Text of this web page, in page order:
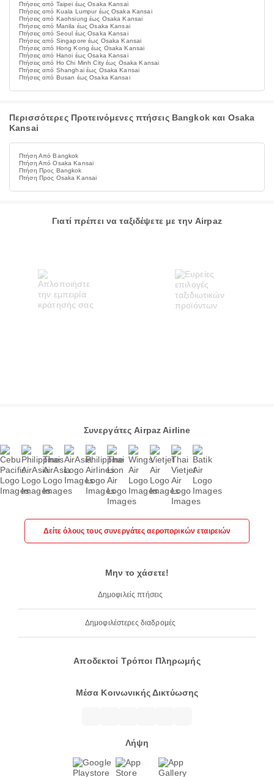
Πτήσεις από Taipei έως Osaka Kansai
Πτήσεις από Kuala Lumpur έως Osaka Kansai
Πτήσεις από Kaohsiung έως Osaka Kansai
Πτήσεις από Manila έως Osaka Kansai
Πτήσεις από Seoul έως Osaka Kansai
Πτήσεις από Singapore έως Osaka Kansai
Πτήσεις από Hong Kong έως Osaka Kansai
Πτήσεις από Hanoi έως Osaka Kansai
Πτήσεις από Ho Chi Minh City έως Osaka Kansai
Πτήσεις από Shanghai έως Osaka Kansai
Πτήσεις από Busan έως Osaka Kansai
Περισσότερες Προτεινόμενες πτήσεις Bangkok και Osaka
Kansai
Πτήση Από Bangkok
Πτήση Από Osaka Kansai
Πτήση Προς Bangkok
Πτήση Προς Osaka Kansai
Γιατί πρέπει να ταξιδέψετε με την Airpaz
Συνεργάτες Airpaz Airline
Δείτε όλους τους συνεργάτες αεροπορικών εταιρειών
Μην το χάσετε!
Δημοφιλείς πτήσεις
Δημοφιλέστερες διαδρομές
Αποδεκτοί Τρόποι Πληρωμής
Μέσα Κοινωνικής Δικτύωσης
Λήψη